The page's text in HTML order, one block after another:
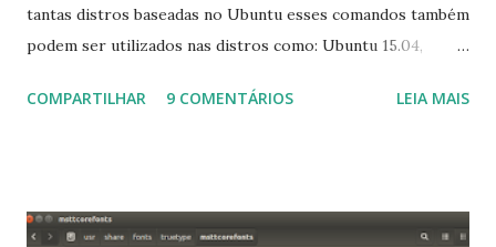
tantas distros baseadas no Ubuntu esses comandos também
podem ser utilizados nas distros como: Ubuntu 15.04,
Linux Mint 17, Pinguy OS 14.04, Elementary OS 0.3, Deepin
para usuários iniciantes... 1- Atualizar a lista de pacotes: $
COMPARTILHAR 9 COMENTÁRIOS LEIA MAIS